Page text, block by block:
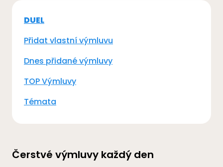
DUEL
Přidat vlastní výmluvu
Dnes přidané výmluvy
TOP Výmluvy
Témata
Čerstvé výmluvy každý den